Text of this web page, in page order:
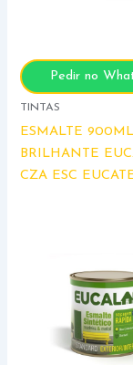
Pedir no
TINTAS
ESMALTE 900ML
BRILHANTE
CZA ESC